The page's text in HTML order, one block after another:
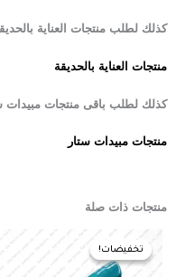
كذلك لطلب منتجات العناية
منتجات العناية بالحديقة
كذلك لطلب باقى منتجات مبيدات
منتجات مبيدات ستار
منتجات ذات صلة
تخفيضات!
تخفيضات!
السعر
الأصلي
هو:
180,00 EGP.
160,00 EGP.